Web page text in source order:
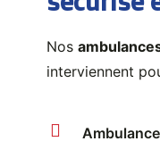
Nos
interviennent